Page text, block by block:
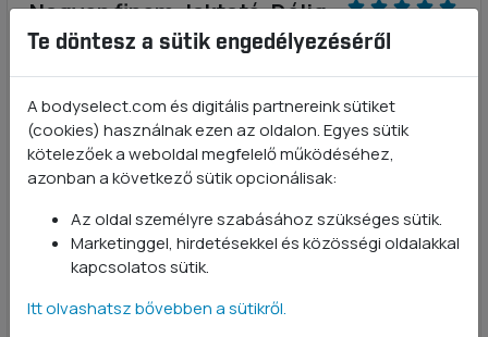
Nagyon finom, laktató. Délig
nem jut eszembe nassolni
sem. A vércukromra is
kedvező hatással van. Csak
ajánlani tudom.
Szarvák Aranka- 2023-05-05
Ajánlom mindenkinek
Schneider- 2023-04-22
Könnyen oldódó, kellemes ize van, ami nem igazán
Te döntesz a sütik engedélyezéséről
A bodyselect.com és digitális partnereink sütiket
(cookies) használnak ezen az oldalon. Egyes sütik
kötelezőek a weboldal megfelelő működéséhez,
azonban a következő sütik opcionálisak:
Az oldal személyre szabásához szükséges sütik.
Marketinggel, hirdetésekkel és közösségi oldalakkal
kapcsolatos sütik.
Itt olvashatsz bővebben a sütikről.